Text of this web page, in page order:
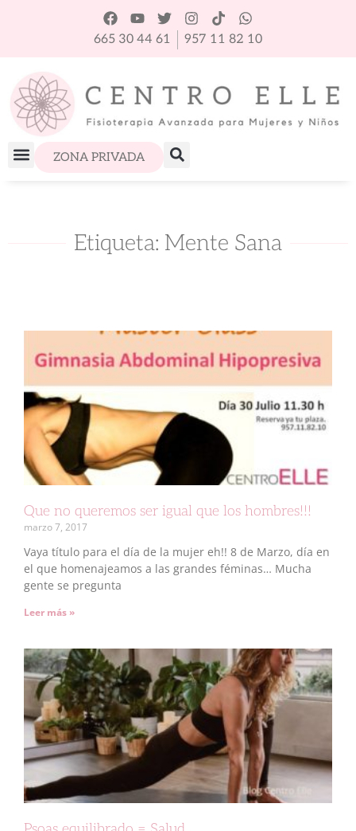
665 30 44 61 957 11 82 10
ZONA PRIVADA
Etiqueta: Mente Sana
Que no queremos ser igual que los hombres!!!
marzo 7, 2017
Vaya título para el día de la mujer eh!! 8 de Marzo, día en
el que homenajeamos a las grandes féminas… Mucha
gente se pregunta
Leer más »